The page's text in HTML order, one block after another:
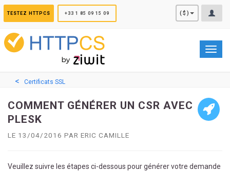
TESTEZ HTTPCS +33 1 85 09 15 09 ($)
Certificats SSL
COMMENT GÉNÉRER UN CSR AVEC
PLESK
LE 13/04/2016 PAR ERIC CAMILLE
Veuillez suivre les étapes ci-dessous pour générer votre demande
Panneau de gestion des cookies